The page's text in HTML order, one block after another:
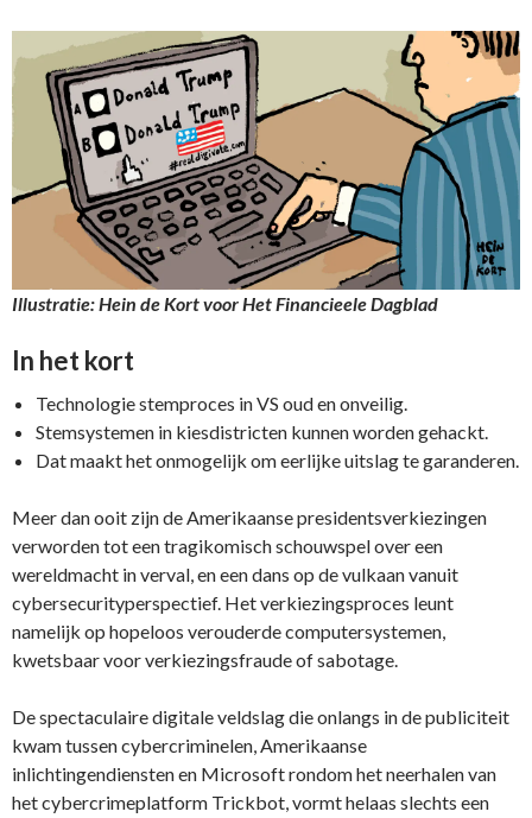
Illustratie: Hein de Kort voor Het Financieele Dagblad
In het kort
Technologie stemproces in VS oud en onveilig.
Stemsystemen in kiesdistricten kunnen worden gehackt.
Dat maakt het onmogelijk om eerlijke uitslag te garanderen.
Meer dan ooit zijn de Amerikaanse presidentsverkiezingen
verworden tot een tragikomisch schouwspel over een
wereldmacht in verval, en een dans op de vulkaan vanuit
cybersecurityperspectief. Het verkiezingsproces leunt
namelijk op hopeloos verouderde computersystemen,
kwetsbaar voor verkiezingsfraude of sabotage.
De spectaculaire digitale veldslag die onlangs in de publiciteit
kwam tussen cybercriminelen, Amerikaanse
inlichtingendiensten en Microsoft rondom het neerhalen van
het cybercrimeplatform Trickbot, vormt helaas slechts een